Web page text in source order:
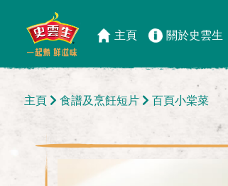
主頁 關於史雲生
主頁 食譜及烹飪短片 百頁小棠菜